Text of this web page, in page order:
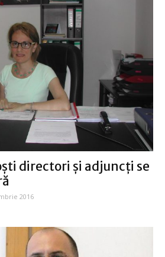
directori şi adjuncţi se
2016